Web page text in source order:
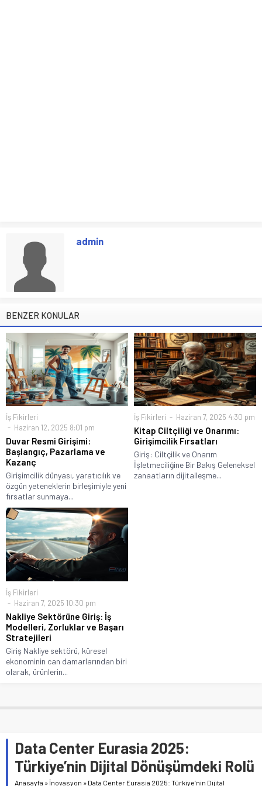
admin
BENZER KONULAR
İş Fikirleri
Haziran 12, 2025 8:01 pm
Duvar Resmi Girişimi:
Başlangıç, Pazarlama ve
Kazanç
Girişimcilik dünyası, yaratıcılık ve
özgün yeteneklerin birleşimiyle yeni
fırsatlar sunmaya...
İş Fikirleri Haziran 7, 2025 4:30 pm
Kitap Ciltçiliği ve Onarımı:
Girişimcilik Fırsatları
Giriş: Ciltçilik ve Onarım
İşletmeciliğine Bir Bakış Geleneksel
zanaatların dijitalleşme...
İş Fikirleri
Haziran 7, 2025 10:30 pm
Nakliye Sektörüne Giriş: İş
Modelleri, Zorluklar ve Başarı
Stratejileri
Giriş Nakliye sektörü, küresel
ekonominin can damarlarından biri
olarak, ürünlerin...
Data Center Eurasia 2025:
Türkiye’nin Dijital Dönüşümdeki Rolü
Anasayfa » İnovasyon » Data Center Eurasia 2025: Türkiye’nin Dijital